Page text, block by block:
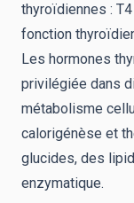
thyroïdiennes :
fonction
Les hormones
privilégiée dans
métabolisme
calorigénèse et
glucides, des
enzymatique.